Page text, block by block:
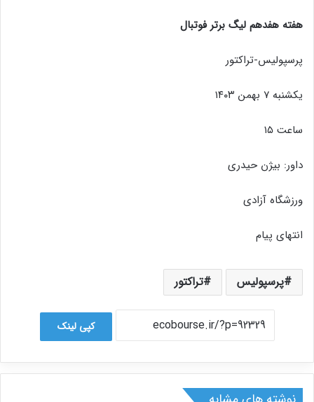
هفته هفدهم لیگ برتر فوتبال
پرسپولیس-تراکتور
یکشنبه ۷ بهمن ۱۴۰۳
ساعت ۱۵
داور: بیژن حیدری
ورزشگاه آزادی
انتهای پیام
پرسپولیس تراکتور
کپی لینک